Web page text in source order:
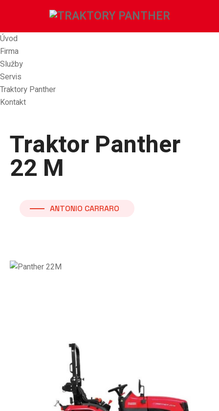
Úvod
Firma
Služby
Servis
Traktory Panther
Kontakt
Traktor Panther
22 M
ANTONIO CARRARO